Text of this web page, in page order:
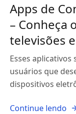
Apps de
– Conheça
televisões
Esses aplicativos
usuários que
dispositivos
Continue lendo